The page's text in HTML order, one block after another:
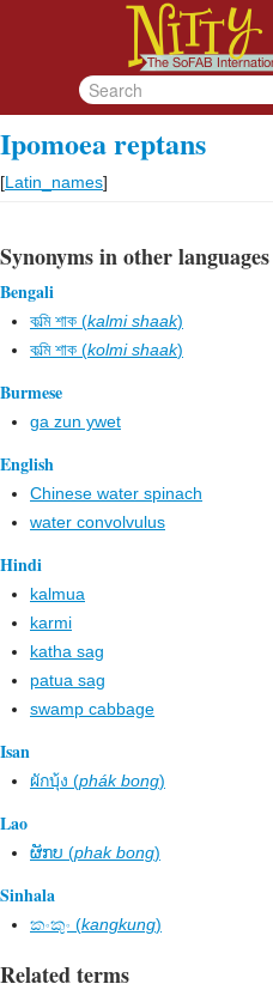
Ipomoea reptans
[Latin_names]
Synonyms in other languages
Bengali
কল্মি শাক (kalmi shaak)
কল্মি শাক (kolmi shaak)
Burmese
ga zun ywet
English
Chinese water spinach
water convolvulus
Hindi
kalmua
karmi
katha sag
patua sag
swamp cabbage
Isan
ผักบุ้ง (phák bong)
Lao
ຜັກບ (phak bong)
Sinhala
කංකුං (kangkung)
Related terms